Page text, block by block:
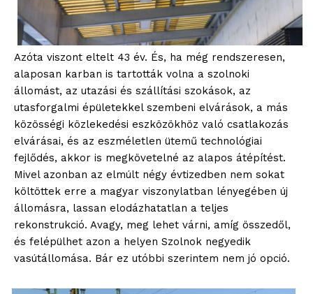
Azóta viszont eltelt 43 év. És, ha még rendszeresen,
alaposan karban is tartották volna a szolnoki
állomást, az utazási és szállítási szokások, az
utasforgalmi épületekkel szembeni elvárások, a más
közösségi közlekedési eszközökhöz való csatlakozás
elvárásai, és az eszméletlen ütemű technológiai
fejlődés, akkor is megkövetelné az alapos átépítést.
Mivel azonban az elmúlt négy évtizedben nem sokat
költöttek erre a magyar viszonylatban lényegében új
állomásra, lassan elodázhatatlan a teljes
rekonstrukció. Avagy, meg lehet várni, amíg összedől,
és felépülhet azon a helyen Szolnok negyedik
vasútállomása. Bár ez utóbbi szerintem nem jó opció.